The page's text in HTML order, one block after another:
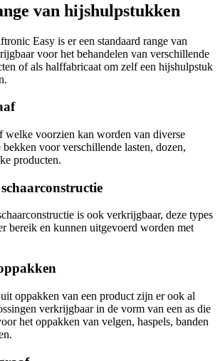
van hijshulpstukken
Easy is er een standaard range van
voor het behandelen van verschillende
of als halffabricaat om zelf een hijshulpstuk
welke voorzien kan worden van diverse
bekken voor verschillende lasten, dozen,
producten.
is ook verkrijgbaar, deze types
bereik en kunnen uitgevoerd worden met
oppakken van een product zijn er ook al
verkrijgbaar in de vorm van een as die
het oppakken van velgen, haspels, banden